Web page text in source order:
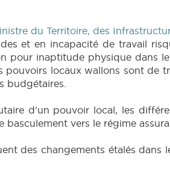
du Territoire, des
et en incapacité de travail
pour inaptitude physique dans
pouvoirs locaux wallons sont
budgétaires.
d'un pouvoir local, les
basculement vers le régime
des changements étalés